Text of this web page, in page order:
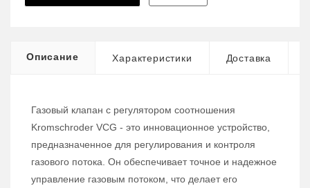
Описание Характеристики Доставка
Газовый клапан с регулятором соотношения
Kromschroder VCG - это инновационное устройство,
предназначенное для регулирования и контроля
газового потока. Он обеспечивает точное и надежное
управление газовым потоком, что делает его